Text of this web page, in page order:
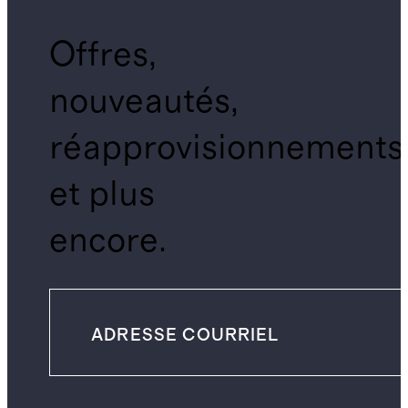
Offres,
nouveautés,
réapprovisionnements
et plus
encore.